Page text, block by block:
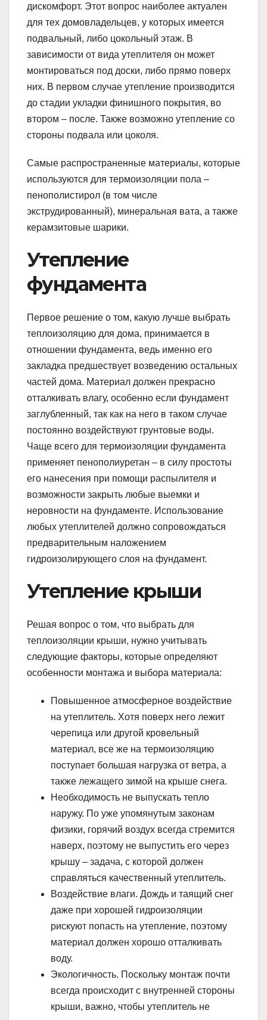
дискомфорт. Этот вопрос наиболее актуален
для тех домовладельцев, у которых имеется
подвальный, либо цокольный этаж. В
зависимости от вида утеплителя он может
монтироваться под доски, либо прямо поверх
них. В первом случае утепление производится
до стадии укладки финишного покрытия, во
втором – после. Также возможно утепление со
стороны подвала или цоколя.
Самые распространенные материалы, которые
используются для термоизоляции пола –
пенополистирол (в том числе
экструдированный), минеральная вата, а также
керамзитовые шарики.
Утепление
фундамента
Первое решение о том, какую лучше выбрать
теплоизоляцию для дома, принимается в
отношении фундамента, ведь именно его
закладка предшествует возведению остальных
частей дома. Материал должен прекрасно
отталкивать влагу, особенно если фундамент
заглубленный, так как на него в таком случае
постоянно воздействуют грунтовые воды.
Чаще всего для термоизоляции фундамента
применяет пенополиуретан – в силу простоты
его нанесения при помощи распылителя и
возможности закрыть любые выемки и
неровности на фундаменте. Использование
любых утеплителей должно сопровождаться
предварительным наложением
гидроизолирующего слоя на фундамент.
Утепление крыши
Решая вопрос о том, что выбрать для
теплоизоляции крыши, нужно учитывать
следующие факторы, которые определяют
особенности монтажа и выбора материала:
Повышенное атмосферное воздействие
на утеплитель. Хотя поверх него лежит
черепица или другой кровельный
материал, все же на термоизоляцию
поступает большая нагрузка от ветра, а
также лежащего зимой на крыше снега.
Необходимость не выпускать тепло
наружу. По уже упомянутым законам
физики, горячий воздух всегда стремится
наверх, поэтому не выпустить его через
крышу – задача, с которой должен
справляться качественный утеплитель.
Воздействие влаги. Дождь и таящий снег
даже при хорошей гидроизоляции
рискуют попасть на утепление, поэтому
материал должен хорошо отталкивать
воду.
Экологичность. Поскольку монтаж почти
всегда происходит с внутренней стороны
крыши, важно, чтобы утеплитель не